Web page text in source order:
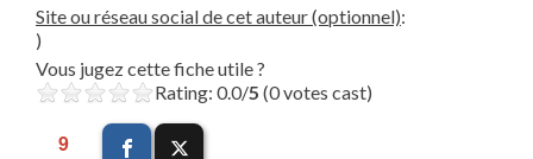
Site ou réseau social de cet auteur (optionnel):
)
Vous jugez cette fiche utile ?
Rating: 0.0/5 (0 votes cast)
9